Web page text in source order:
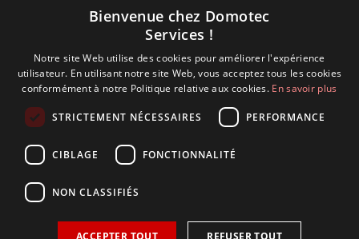
Suivez nous
Bienvenue chez Domotec
Services !
Notre site Web utilise des cookies pour améliorer l'expérience
utilisateur. En utilisant notre site Web, vous acceptez tous les cookies
conformément à notre Politique relative aux cookies. En savoir plus
STRICTEMENT NÉCESSAIRES PERFORMANCE
CIBLAGE FONCTIONNALITÉ
NON CLASSIFIÉS
ACCEPTER TOUT REFUSER TOUT